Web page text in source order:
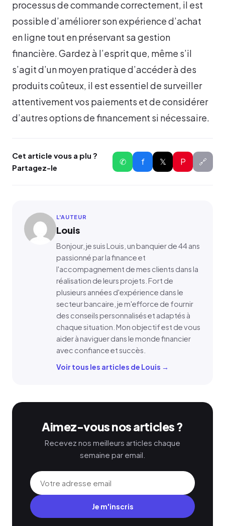
processus de commande correctement, il est
possible d’améliorer son expérience d’achat
en ligne tout en préservant sa gestion
financière. Gardez à l’esprit que, même s’il
s’agit d’un moyen pratique d’accéder à des
produits coûteux, il est essentiel de surveiller
attentivement vos paiements et de considérer
d’autres options de financement si nécessaire.
Cet article vous a plu ?
Partagez-le
✆ f 𝕏 P 🔗
L'AUTEUR
Louis
Bonjour, je suis Louis, un banquier de 44 ans
passionné par la finance et
l'accompagnement de mes clients dans la
réalisation de leurs projets. Fort de
plusieurs années d'expérience dans le
secteur bancaire, je m'efforce de fournir
des conseils personnalisés et adaptés à
chaque situation. Mon objectif est de vous
aider à naviguer dans le monde financier
avec confiance et succès.
Voir tous les articles de Louis →
Aimez-vous nos articles ?
Recevez nos meilleurs articles chaque
semaine par email.
Je m'inscris